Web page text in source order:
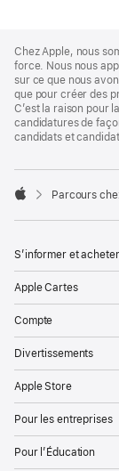
Footer
Chez Apple, nous
force. Nous nous
sur ce que nous
que pour créer des
C’est la raison pour
candidatures de
candidats et

Parcours
S’informer et acheter
Apple Cartes
Compte
Divertissements
Apple Store
Pour les entreprises
Pour l’Éducation